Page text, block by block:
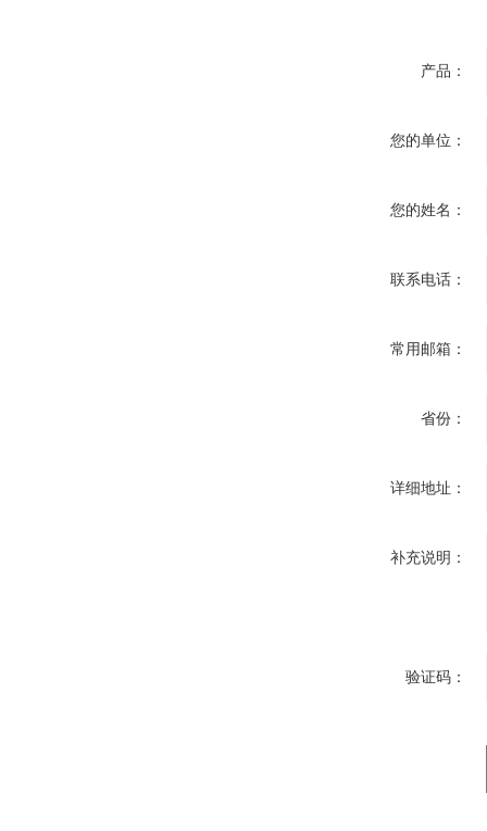
产品：
您的单位：
您的姓名：
联系电话：
常用邮箱：
省份：
详细地址：
补充说明：
验证码：